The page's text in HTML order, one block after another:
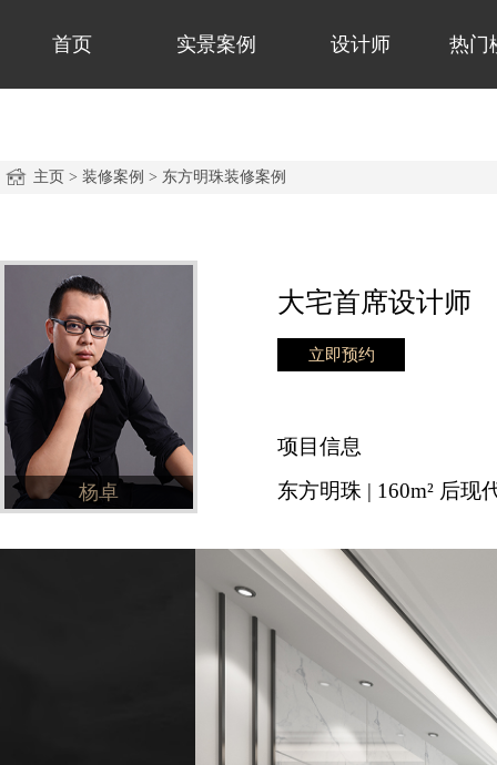
首页 实景案例 设计师 热门
主页 > 装修案例 > 东方明珠装修案例
杨卓
大宅首席设计师
立即预约
项目信息
东方明珠 | 160m² 后现